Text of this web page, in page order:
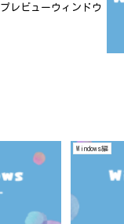
プレビューウィンドウ
Windows編